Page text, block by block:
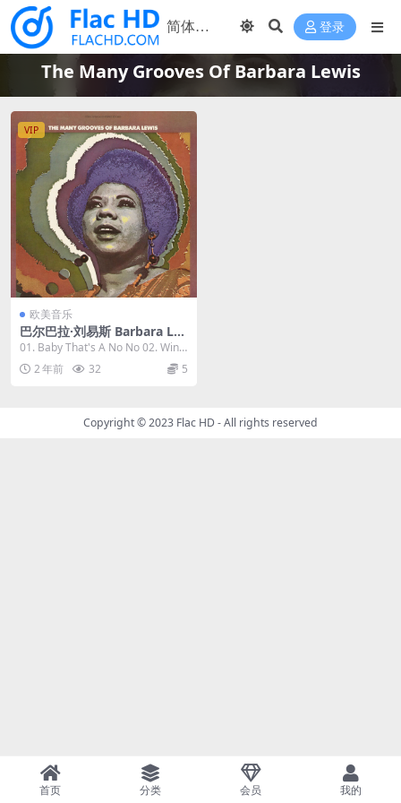
登录
The Many Grooves Of Barbara Lewis
VIP
欧美音乐
巴尔巴拉·刘易斯 Barbara Le
wis - The Many Grooves Of
Barbara Lewis 1970/2023 [2
4bit/192kHz] [H-Res Flac 1.
01. Baby That's A No No 02. Wind
mills Of...
2 年前 32 5
Copyright © 2023 Flac HD- All rights reserved
首页 分类 会员 我的